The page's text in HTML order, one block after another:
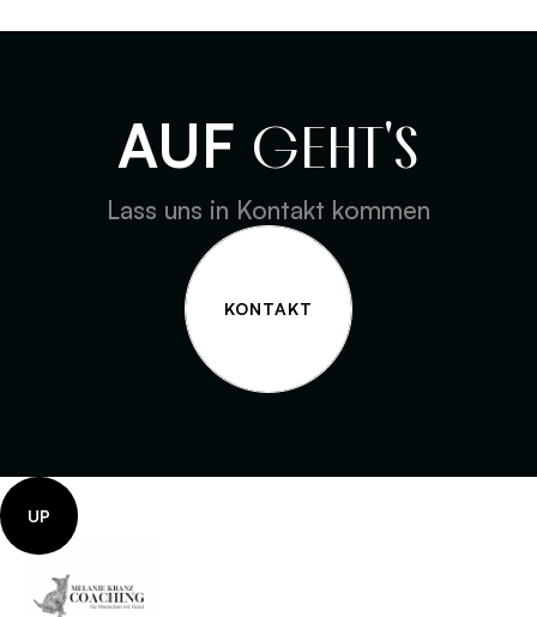
AUF GEHT'S
Lass uns in Kontakt kommen
KONTAKT
UP